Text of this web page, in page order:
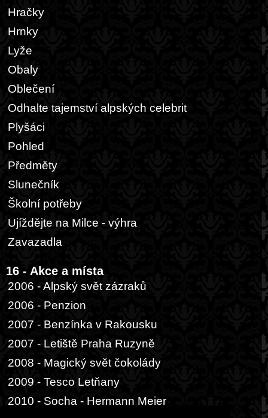
Hračky
Hrnky
Lyže
Obaly
Oblečení
Odhalte tajemství alpských celebrit
Plyšáci
Pohled
Předměty
Slunečník
Školní potřeby
Ujíždějte na Milce - výhra
Zavazadla
16 - Akce a místa
2006 - Alpský svět zázraků
2006 - Penzion
2007 - Benzínka v Rakousku
2007 - Letiště Praha Ruzyně
2008 - Magický svět čokolády
2009 - Tesco Letňany
2010 - Socha - Hermann Meier